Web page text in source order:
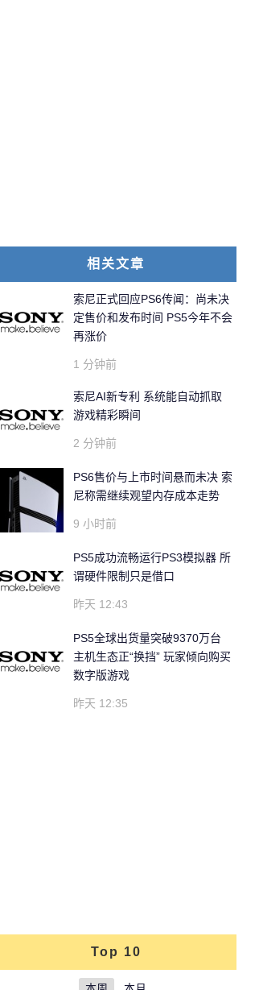
相关文章
索尼正式回应PS6传闻：尚未决
定售价和发布时间 PS5今年不会
再涨价
1 分钟前
索尼AI新专利 系统能自动抓取
游戏精彩瞬间
2 分钟前
PS6售价与上市时间悬而未决 索
尼称需继续观望内存成本走势
9 小时前
PS5成功流畅运行PS3模拟器 所
谓硬件限制只是借口
昨天 12:43
PS5全球出货量突破9370万台
主机生态正“换挡” 玩家倾向购买
数字版游戏
昨天 12:35
Top 10